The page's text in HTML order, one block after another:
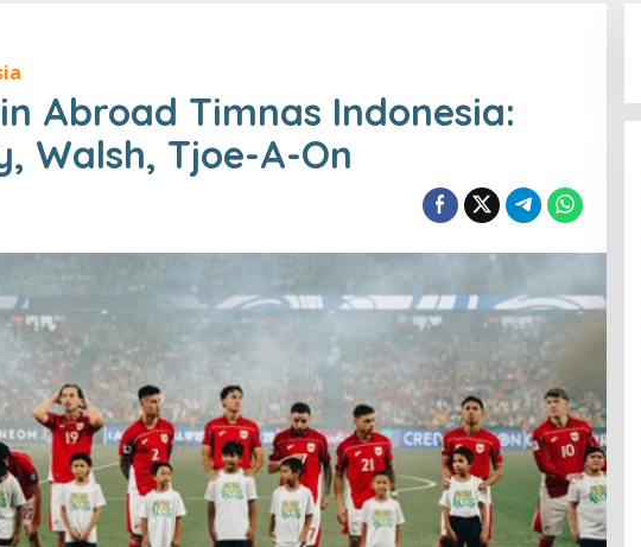
Abroad Timnas Indonesia:
Walsh, Tjoe-A-On